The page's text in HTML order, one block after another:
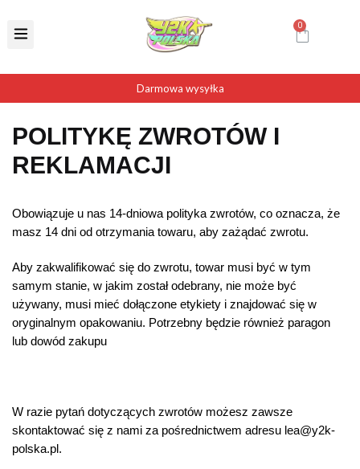
Darmowa wysyłka
POLITYKĘ ZWROTÓW I
REKLAMACJI
Obowiązuje u nas 14-dniowa polityka zwrotów, co oznacza, że
masz 14 dni od otrzymania towaru, aby zażądać zwrotu.
Aby zakwalifikować się do zwrotu, towar musi być w tym
samym stanie, w jakim został odebrany, nie może być
używany, musi mieć dołączone etykiety i znajdować się w
oryginalnym opakowaniu. Potrzebny będzie również paragon
lub dowód zakupu
W razie pytań dotyczących zwrotów możesz zawsze
skontaktować się z nami za pośrednictwem adresu lea@y2k-
polska.pl.